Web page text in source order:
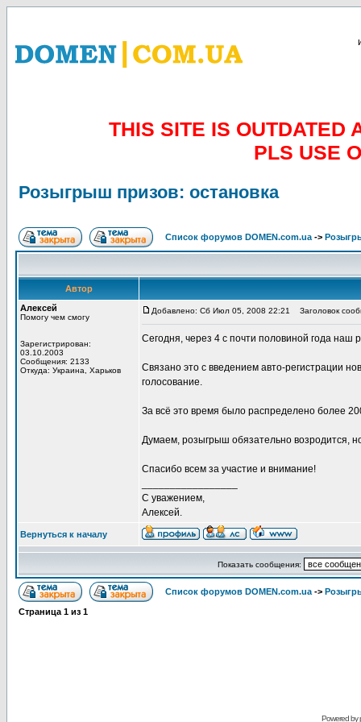
THIS SITE IS OUTDATED
PLS USE
Розыгрыш призов: остановка
Список форумов DOMEN.com.ua ->
Автор
Алексей
Помогу чем смогу
Зарегистрирован:
03.10.2003
Сообщения: 2133
Откуда: Украина, Харьков
Добавлено: Сб Июл 05, 2008 22:21 Заголовок
Сегодня, через 4 с почти половиной года наш
Связано это с введением авто-регистрации
голосование.
За всё это время было распределено более
Думаем, розыгрыш обязательно возродится,
Спасибо всем за участие и внимание!
С уважением,
Алексей.
Вернуться к началу
Показать сообщения:
Список форумов DOMEN.com.ua ->
Страница 1 из 1
Powered by